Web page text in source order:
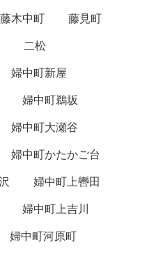
藤木中町
藤見町
二松
婦中町新屋
婦中町鵜坂
婦中町大瀬谷
婦中町かたかご台
婦中町上轡田
婦中町上吉川
婦中町河原町